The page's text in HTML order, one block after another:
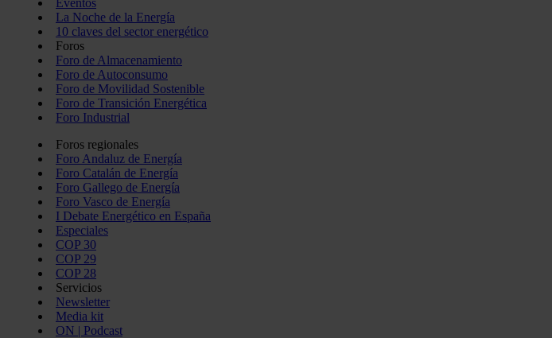
Eventos
La Noche de la Energía
10 claves del sector energético
Foros
Foro de Almacenamiento
Foro de Autoconsumo
Foro de Movilidad Sostenible
Foro de Transición Energética
Foro Industrial
Foros regionales
Foro Andaluz de Energía
Foro Catalán de Energía
Foro Gallego de Energía
Foro Vasco de Energía
I Debate Energético en España
Especiales
COP 30
COP 29
COP 28
Servicios
Newsletter
Media kit
ON | Podcast